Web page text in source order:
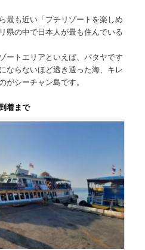
最も近い 「プチリゾートを楽しめ
県の中で日本人が最も住んでいる
ートエリアといえば、パタヤです
ならないほど透き通った海、キレ
がシーチャン島です。
着まで